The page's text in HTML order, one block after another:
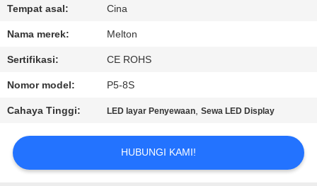
COMPANY
NEWS
SITEMAP
POLICY
Tempat asal: Cina
Nama merek: Melton
Sertifikasi: CE ROHS
Nomor model: P5-8S
Cahaya Tinggi: LED layar Penyewaan,Sewa LED Display
HUBUNGI KAMI!